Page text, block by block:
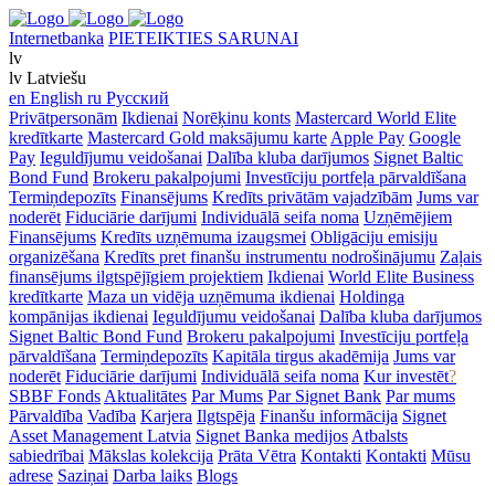
Internetbanka PIETEIKTIES SARUNAI
lv
lv Latviešu
en English ru Русский
Privātpersonām Ikdienai Norēķinu konts Mastercard World Elite
kredītkarte Mastercard Gold maksājumu karte Apple Pay Google
Pay Ieguldījumu veidošanai Dalība kluba darījumos Signet Baltic
Bond Fund Brokeru pakalpojumi Investīciju portfeļa pārvaldīšana
Termiņdepozīts Finansējums Kredīts privātām vajadzībām Jums var
noderēt Fiduciārie darījumi Individuālā seifa noma Uzņēmējiem
Finansējums Kredīts uzņēmuma izaugsmei Obligāciju emisiju
organizēšana Kredīts pret finanšu instrumentu nodrošinājumu Zaļais
finansējums ilgtspējīgiem projektiem Ikdienai World Elite Business
kredītkarte Maza un vidēja uzņēmuma ikdienai Holdinga
kompānijas ikdienai Ieguldījumu veidošanai Dalība kluba darījumos
Signet Baltic Bond Fund Brokeru pakalpojumi Investīciju portfeļa
pārvaldīšana Termiņdepozīts Kapitāla tirgus akadēmija Jums var
noderēt Fiduciārie darījumi Individuālā seifa noma Kur investēt?
SBBF Fonds Aktualitātes Par Mums Par Signet Bank Par mums
Pārvaldība Vadība Karjera Ilgtspēja Finanšu informācija Signet
Asset Management Latvia Signet Banka medijos Atbalsts
sabiedrībai Mākslas kolekcija Prāta Vētra Kontakti Kontakti Mūsu
adrese Saziņai Darba laiks Blogs